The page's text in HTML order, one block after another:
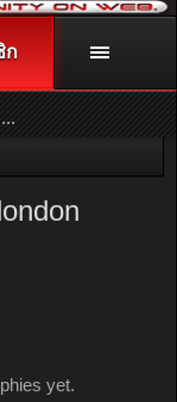
ทร. 081-811-1138
ลิกที่นี่
yet.
ก
...